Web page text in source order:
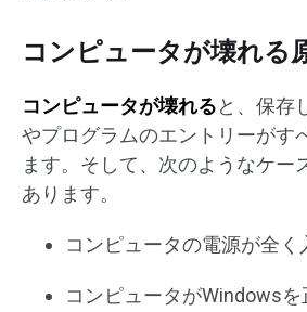
コンピュータが壊れる
コンピュータが壊れると、保存
やプログラムのエントリーがす
ます。そして、次のようなケー
あります。
コンピュータの電源が全く
コンピュータがWindows